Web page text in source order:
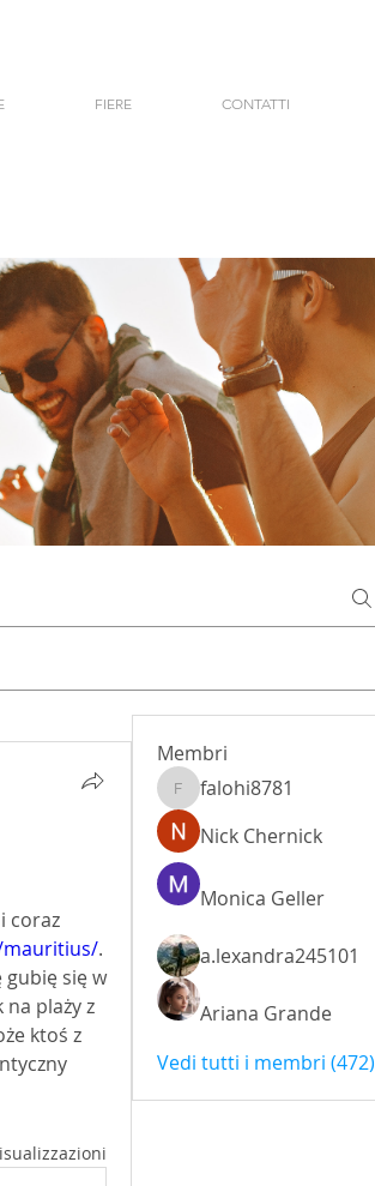
FIERE CONTATTI
coraz
.
gubię się w
plaży z
ktoś z
Membri
falohi8781
falohi8781
Nick Chernick
Monica Geller
a.lexandra245101
Ariana Grande
Vedi tutti i membri (472)